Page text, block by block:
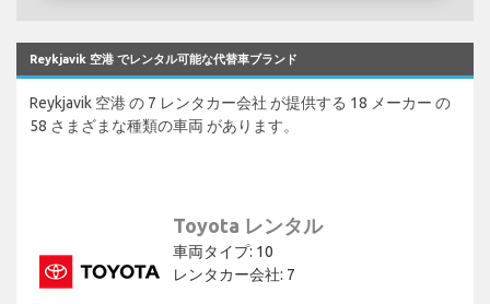
Reykjavik 空港 でレンタル可能な代替車ブランド
Reykjavik 空港 の 7 レンタカー会社 が提供する 18 メーカー の
58 さまざまな種類の車両 があります。
Toyota レンタル
車両タイプ: 10
レンタカー会社: 7